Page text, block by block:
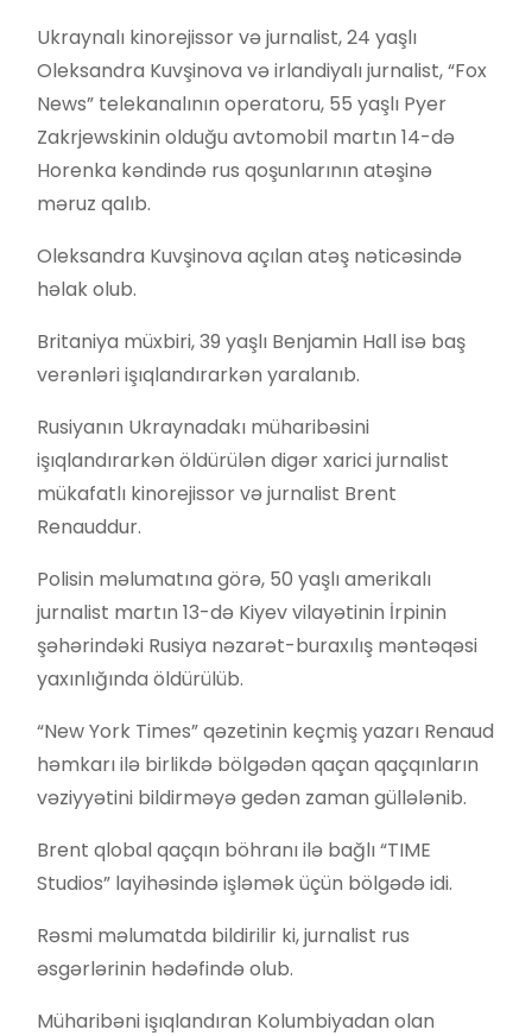
Ukraynalı kinorejissor və jurnalist, 24 yaşlı
Oleksandra Kuvşinova və irlandiyalı jurnalist, “Fox
News” telekanalının operatoru, 55 yaşlı Pyer
Zakrjewskinin olduğu avtomobil martın 14-də
Horenka kəndində rus qoşunlarının atəşinə
məruz qalıb.
Oleksandra Kuvşinova açılan atəş nəticəsində
həlak olub.
Britaniya müxbiri, 39 yaşlı Benjamin Hall isə baş
verənləri işıqlandırarkən yaralanıb.
Rusiyanın Ukraynadakı müharibəsini
işıqlandırarkən öldürülən digər xarici jurnalist
mükafatlı kinorejissor və jurnalist Brent
Renauddur.
Polisin məlumatına görə, 50 yaşlı amerikalı
jurnalist martın 13-də Kiyev vilayətinin İrpinin
şəhərindəki Rusiya nəzarət-buraxılış məntəqəsi
yaxınlığında öldürülüb.
“New York Times” qəzetinin keçmiş yazarı Renaud
həmkarı ilə birlikdə bölgədən qaçan qaçqınların
vəziyyətini bildirməyə gedən zaman güllələnib.
Brent qlobal qaçqın böhranı ilə bağlı “TIME
Studios” layihəsində işləmək üçün bölgədə idi.
Rəsmi məlumatda bildirilir ki, jurnalist rus
əsgərlərinin hədəfində olub.
Müharibəni işıqlandıran Kolumbiyadan olan